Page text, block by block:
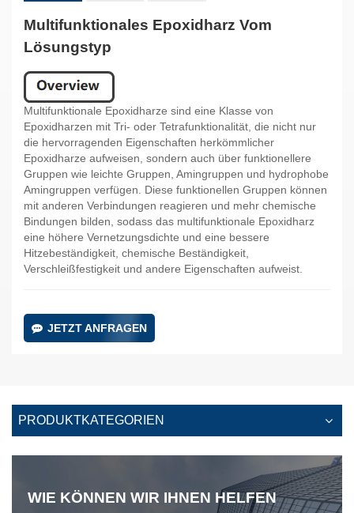
Multifunktionales Epoxidharz Vom
Lösungstyp
Multifunktionale Epoxidharze sind eine Klasse von
Epoxidharzen mit Tri- oder Tetrafunktionalität, die nicht nur
die hervorragenden Eigenschaften herkömmlicher
Epoxidharze aufweisen, sondern auch über funktionellere
Gruppen wie leichte Gruppen, Amingruppen und hydrophobe
Amingruppen verfügen. Diese funktionellen Gruppen können
mit anderen Verbindungen reagieren und mehr chemische
Bindungen bilden, sodass das multifunktionale Epoxidharz
eine höhere Vernetzungsdichte und eine bessere
Hitzebeständigkeit, chemische Beständigkeit,
Verschleißfestigkeit und andere Eigenschaften aufweist.
JETZT ANFRAGEN
PRODUKTKATEGORIEN
WIE KÖNNEN WIR IHNEN HELFEN